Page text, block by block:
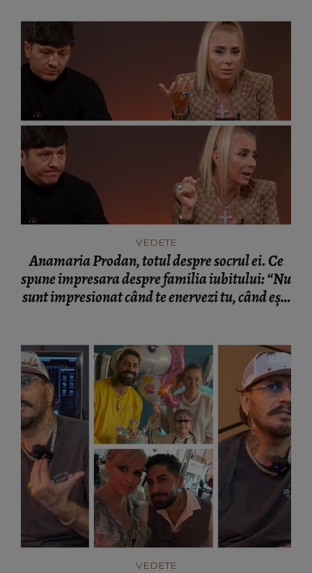
VEDETE
Anamaria Prodan, totul despre socrul ei. Ce
spune impresara despre familia iubitului: “Nu
sunt impresionat când te enervezi tu, când ești
VEDETE